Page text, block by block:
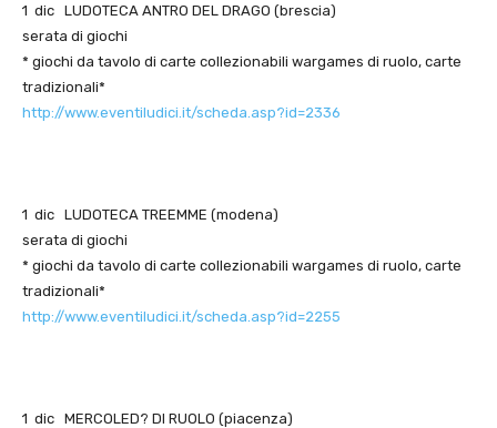
1 dic LUDOTECA ANTRO DEL DRAGO (brescia)
serata di giochi
* giochi da tavolo di carte collezionabili wargames di ruolo, carte
tradizionali*
http://www.eventiludici.it/scheda.asp?id=2336
1 dic LUDOTECA TREEMME (modena)
serata di giochi
* giochi da tavolo di carte collezionabili wargames di ruolo, carte
tradizionali*
http://www.eventiludici.it/scheda.asp?id=2255
1 dic MERCOLED? DI RUOLO (piacenza)